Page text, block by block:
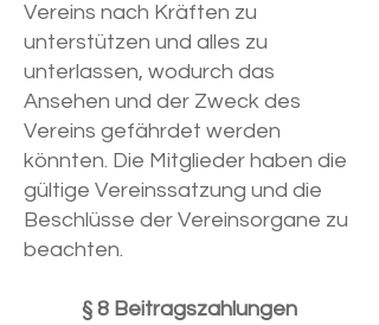
Vereins nach Kräften zu
unterstützen und alles zu
unterlassen, wodurch das
Ansehen und der Zweck des
Vereins gefährdet werden
könnten. Die Mitglieder haben die
gültige Vereinssatzung und die
Beschlüsse der Vereinsorgane zu
beachten.
§ 8 Beitragszahlungen